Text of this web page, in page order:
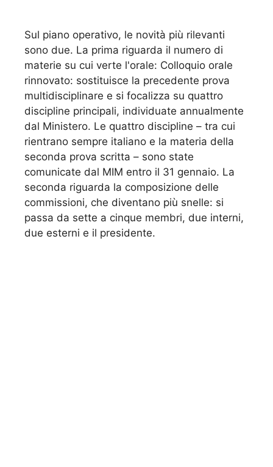
Sul piano operativo, le novità più rilevanti
sono due. La prima riguarda il numero di
materie su cui verte l'orale: Colloquio orale
rinnovato: sostituisce la precedente prova
multidisciplinare e si focalizza su quattro
discipline principali, individuate annualmente
dal Ministero. Le quattro discipline – tra cui
rientrano sempre italiano e la materia della
seconda prova scritta – sono state
comunicate dal MIM entro il 31 gennaio. La
seconda riguarda la composizione delle
commissioni, che diventano più snelle: si
passa da sette a cinque membri, due interni,
due esterni e il presidente.